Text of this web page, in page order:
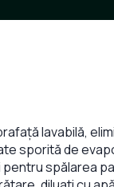
lavabilă,
sporită de
spălarea